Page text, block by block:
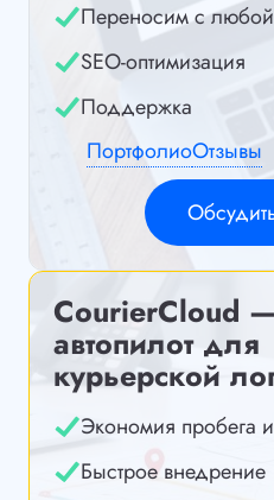
Переносим с
SEO-оптимизация
Поддержка
ПортфолиоОтзывы
CourierCloud —
автопилот для
курьерской
Экономия пробега
Быстрое внедрение